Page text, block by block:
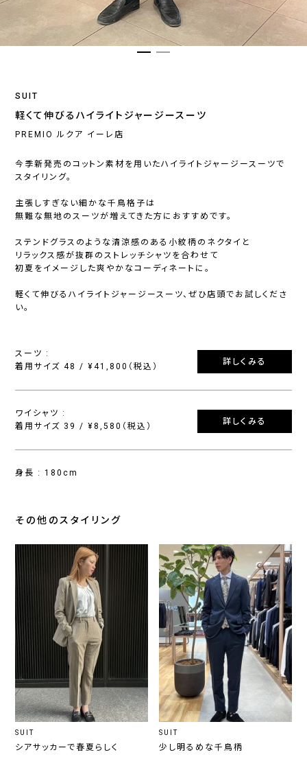
SUIT
軽くて伸びるハイライトジャージースーツ
PREMIO ルクア イーレ店
今季新発売のコットン素材を用いたハイライトジャージースーツで
スタイリング。
主張しすぎない細かな千鳥格子は
無難な無地のスーツが増えてきた方におすすめです。
ステンドグラスのような清涼感のある小紋柄のネクタイと
リラックス感が抜群のストレッチシャツを合わせて
初夏をイメージした爽やかなコーディネートに。
軽くて伸びるハイライトジャージースーツ、ぜひ店頭でお試しくださ
い。
スーツ :
着用サイズ 48 / ¥41,800（税込）
詳しくみる
ワイシャツ :
着用サイズ 39 / ¥8,580（税込）
詳しくみる
身長 : 180cm
その他のスタイリング
SUIT
シアサッカーで春夏らしく
SUIT
少し明るめな千鳥柄